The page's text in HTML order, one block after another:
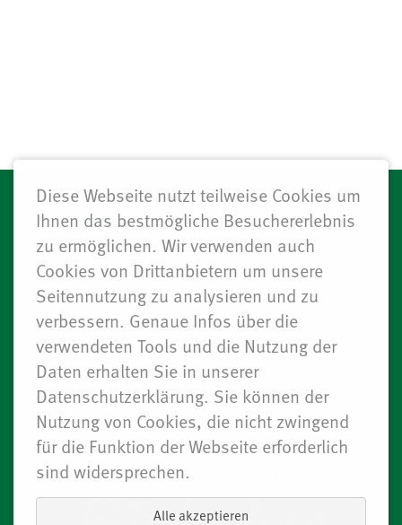
NAVIGATION
ÜBERSPRINGEN
WEIN ÜBER UNS
AKTUELLES & EVENTS KONTAKT
AGB WIDERRUF IMPRESSUM
DATENSCHUTZ
Badisches Weinhaus Grevenbroich
Telefon: +49 (0)2182 8264-0
Fax: +49 (0)2182 8264-27
Diese Webseite nutzt teilweise Cookies um
Ihnen das bestmögliche Besuchererlebnis
zu ermöglichen. Wir verwenden auch
Cookies von Drittanbietern um unsere
Seitennutzung zu analysieren und zu
verbessern. Genaue Infos über die
verwendeten Tools und die Nutzung der
Daten erhalten Sie in unserer
Datenschutzerklärung. Sie können der
Nutzung von Cookies, die nicht zwingend
für die Funktion der Webseite erforderlich
sind widersprechen.
Alle akzeptieren